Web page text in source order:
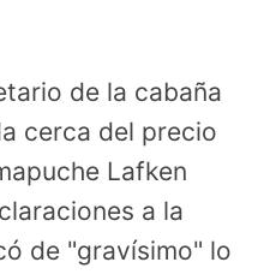
de la cabaña
cerca del precio
Lafken
a la
de "gravísimo" lo